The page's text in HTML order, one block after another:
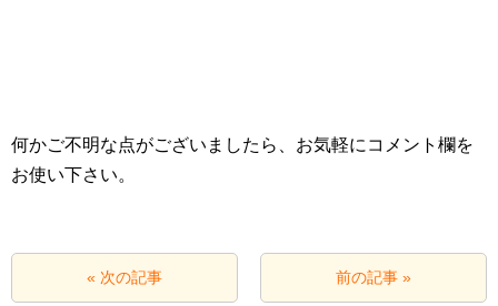
何かご不明な点がございましたら、お気軽にコメント欄を
お使い下さい。
« 次の記事 前の記事 »